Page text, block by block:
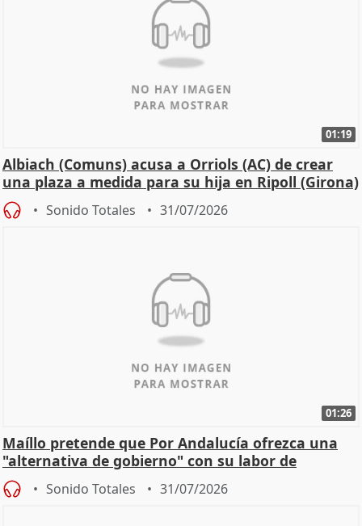
01:19
Albiach (Comuns) acusa a Orriols (AC) de crear
una plaza a medida para su hija en Ripoll (Girona)
Sonido Totales 31/07/2026
01:26
Maíllo pretende que Por Andalucía ofrezca una
"alternativa de gobierno" con su labor de
oposición
Sonido Totales 31/07/2026